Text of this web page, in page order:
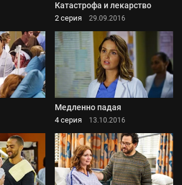
Катастрофа и лекарство
2 серия 29.09.2016
Медленно падая
4 серия 13.10.2016